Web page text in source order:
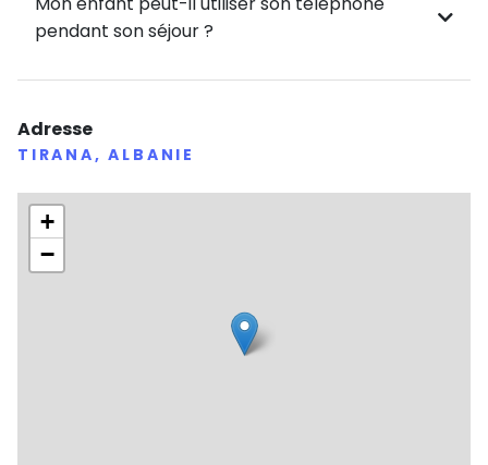
pendant son séjour ?
Adresse
TIRANA, ALBANIE
+
−